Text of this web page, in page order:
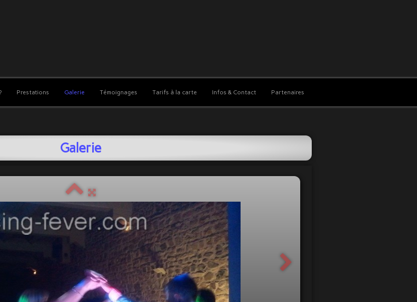
Prestations Galerie Témoignages Tarifs à la carte Infos & Contact Partenaires
Galerie